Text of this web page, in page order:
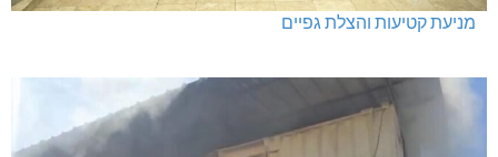
מניעת קטיעות והצלת גפיים